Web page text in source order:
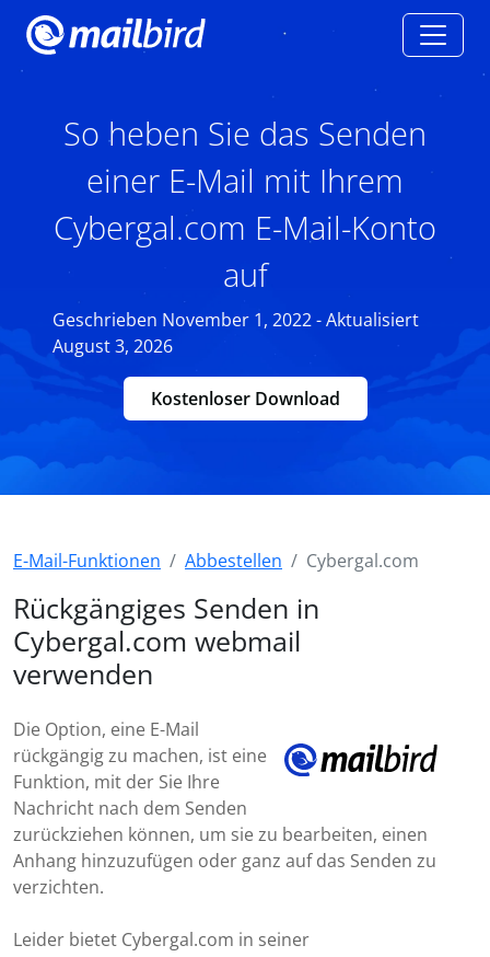
So heben Sie das Senden
einer E-Mail mit Ihrem
Cybergal.com E-Mail-Konto
auf
Geschrieben November 1, 2022 - Aktualisiert
August 3, 2026
Kostenloser Download
E-Mail-Funktionen Abbestellen Cybergal.com
Rückgängiges Senden in
Cybergal.com webmail
verwenden
Die Option, eine E-Mail
rückgängig zu machen, ist eine
Funktion, mit der Sie Ihre
Nachricht nach dem Senden
zurückziehen können, um sie zu bearbeiten, einen
Anhang hinzuzufügen oder ganz auf das Senden zu
verzichten.
Leider bietet Cybergal.com in seiner